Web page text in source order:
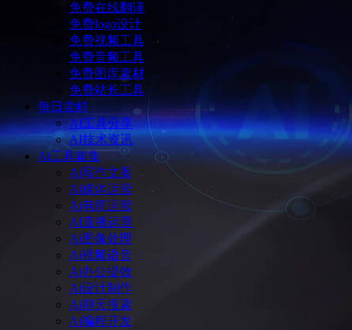
免费在线翻译
免费logo设计
免费视频工具
免费音频工具
免费图库素材
免费站长工具
每日尝鲜
AI工具分享
AI技术资讯
Ai工具箱集
Ai写作文案
Ai媒体运营
Ai电商运营
AI直播运营
Ai图像处理
Ai视频语音
Ai办公提效
Ai设计制作
Ai聊天搜索
Ai编程开发